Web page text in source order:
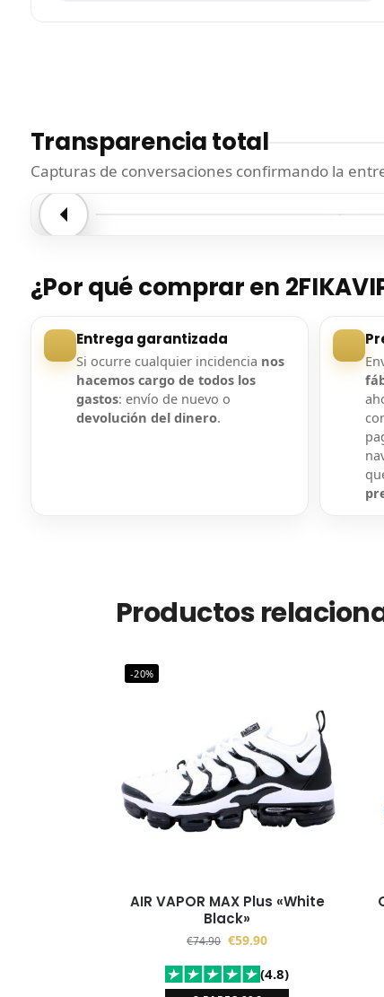
Transparencia total
Capturas de conversaciones confirmando la
¿Por qué comprar en
Entrega garantizada
Si ocurre cualquier incidencia nos
hacemos cargo de todos los
gastos: envío de nuevo o
devolución del dinero.
Productos
-20%
AIR VAPOR MAX Plus «White
Black»
€74.90 €59.90
(4.8)